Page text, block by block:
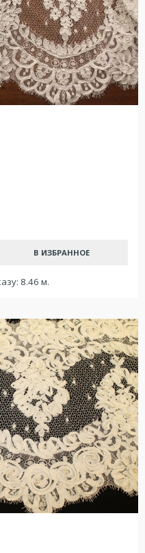
В ИЗБРАННОЕ
8.46 м.